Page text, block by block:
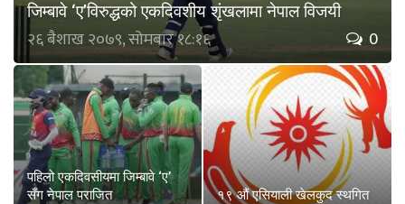
जिम्बावे ‘ए’विरुद्धको एकदिवशीय शृंखलामा नेपाल विजयी
२६ बैशाख २०७९, सोमबार १८:१६ 0
पहिलो एकदिवसीयमा जिम्बावे ‘ए’
सँग नेपाल पराजित
१९ औं एसियाली खेलकुद स्थगित